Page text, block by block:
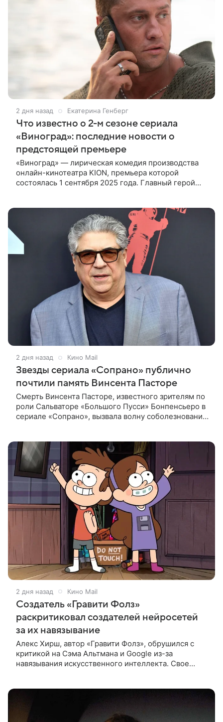
2 дня назад Екатерина Генберг
Что известно о 2-м сезоне сериала
«Виноград»: последние новости о
предстоящей премьере
«Виноград» — лирическая комедия производства
онлайн-кинотеатра KION, премьера которой
состоялась 1 сентября 2025 года. Главный герой
2 дня назад Кино Mail
Звезды сериала «Сопрано» публично
почтили память Винсента Пасторе
Смерть Винсента Пасторе, известного зрителям по
роли Сальваторе «Большого Пусси» Бонпенсьеро в
сериале «Сопрано», вызвала волну соболезнований
2 дня назад Кино Mail
Создатель «Гравити Фолз»
раскритиковал создателей нейросетей
за их навязывание
Алекс Хирш, автор «Гравити Фолз», обрушился с
критикой на Сэма Альтмана и Google из-за
навязывания искусственного интеллекта. Свое